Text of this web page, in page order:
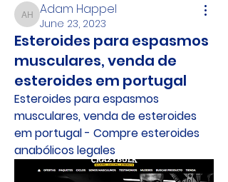
Adam Happel
Adam Happel
June 23, 2023
Esteroides para espasmos
musculares, venda de
esteroides em portugal
Esteroides para espasmos
musculares, venda de esteroides
em portugal - Compre esteroides
anabólicos legales